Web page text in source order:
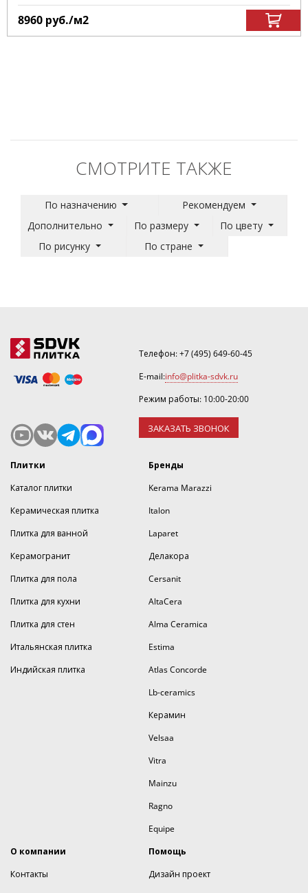
8960 руб./м2
СМОТРИТЕ ТАКЖЕ
По назначению
Рекомендуем
Дополнительно
По размеру
По цвету
По рисунку
По стране
Телефон:+7 (495) 649-60-45
E-mail:info@plitka-sdvk.ru
Режим работы: 10:00-20:00
ЗАКАЗАТЬ ЗВОНОК
Плитки
Каталог плитки
Керамическая плитка
Плитка для ванной
Керамогранит
Плитка для пола
Плитка для кухни
Плитка для стен
Итальянская плитка
Индийская плитка
Бренды
Kerama Marazzi
Italon
Laparet
Делакора
Cersanit
AltaCera
Alma Ceramica
Estima
Atlas Concorde
Lb-ceramics
Керамин
Velsaa
Vitra
Mainzu
Ragno
Equipe
О компании
Контакты
Помощь
Дизайн проект